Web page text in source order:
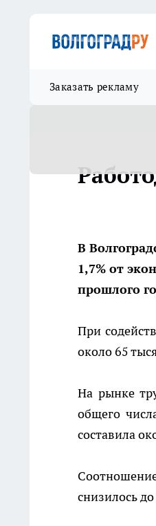
Заказать рекламу
В
1,7% от
прошлого
При
около 65
На рынке
общего
составила
снизилось